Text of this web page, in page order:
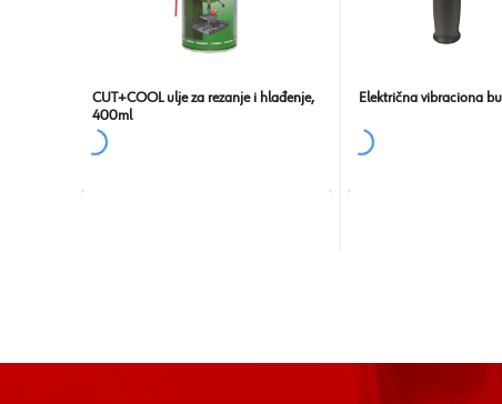
CUT+COOL ulje za rezanje i hlađenje,
400ml
Električna vibraciona